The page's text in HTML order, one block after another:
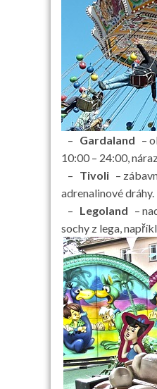
– Gardaland –
10:00 – 24:00,
– Tivoli –
adrenalinové
– Legoland –
sochy z lega,